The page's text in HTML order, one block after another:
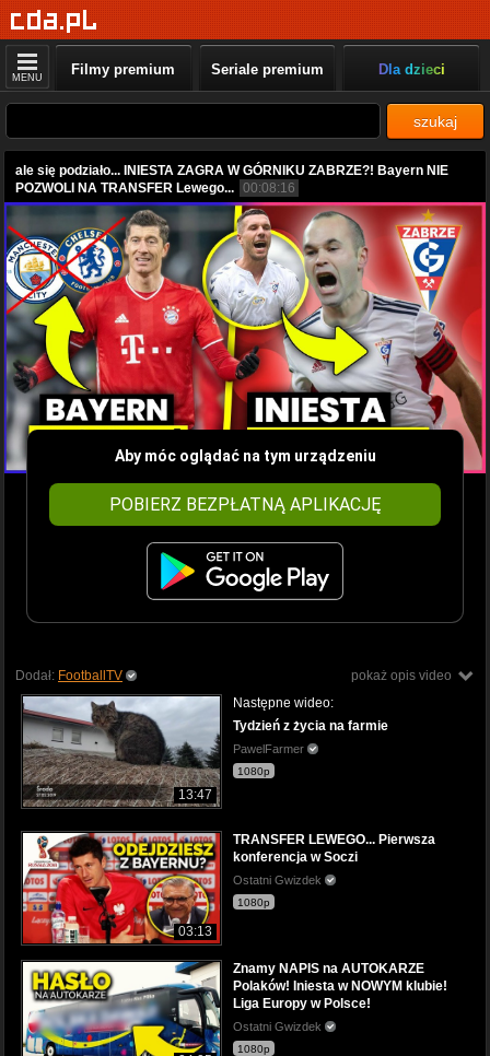
MENU Filmy premium Seriale premium Dla dzieci
szukaj
ale się podziało... INIESTA ZAGRA W GÓRNIKU ZABRZE?! Bayern NIE
POZWOLI NA TRANSFER Lewego... 00:08:16
Aby móc oglądać na tym urządzeniu
POBIERZ BEZPŁATNĄ APLIKACJĘ
pokaż opis video
Dodał: FootballTV
13:47
Następne wideo:
Tydzień z życia na farmie
PawelFarmer
1080p
03:13
TRANSFER LEWEGO... Pierwsza
konferencja w Soczi
Ostatni Gwizdek
1080p
Znamy NAPIS na AUTOKARZE
Polaków! Iniesta w NOWYM klubie!
Liga Europy w Polsce!
Ostatni Gwizdek
1080p